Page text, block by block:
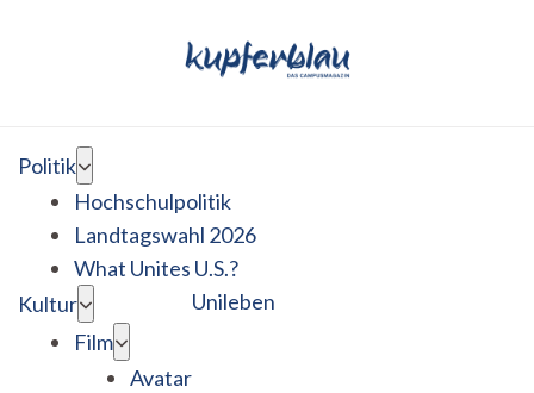
Politik
Hochschulpolitik
Landtagswahl 2026
What Unites U.S.?
Kultur
Film
Avatar
Unileben